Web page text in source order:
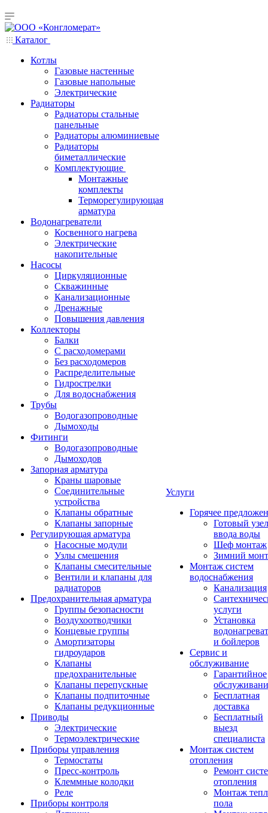
Каталог
Котлы
Газовые настенные
Газовые напольные
Электрические
Радиаторы
Радиаторы стальные
панельные
Радиаторы алюминиевые
Радиаторы
биметаллические
Комплектующие
Монтажные
комплекты
Терморегулирующая
арматура
Водонагреватели
Косвенного нагрева
Электрические
накопительные
Насосы
Циркуляционные
Скважинные
Канализационные
Дренажные
Повышения давления
Коллекторы
Балки
С расходомерами
Без расходомеров
Распределительные
Гидрострелки
Для водоснабжения
Трубы
Водогазопроводные
Дымоходы
Фитинги
Водогазопроводные
Дымоходов
Запорная арматура
Краны шаровые
Соединительные
устройства
Клапаны обратные
Клапаны запорные
Регулирующая арматура
Насосные модули
Узлы смешения
Клапаны смесительные
Вентили и клапаны для
радиаторов
Предохранительная арматура
Группы безопасности
Воздухоотводчики
Концевые группы
Амортизаторы
гидроударов
Клапаны
предохранительные
Клапаны перепускные
Клапаны подпиточные
Клапаны редукционные
Приводы
Электрические
Термоэлектрические
Приборы управления
Термостаты
Пресс-контроль
Клеммные колодки
Реле
Приборы контроля
Услуги
Горячее
Готовый узел
ввода воды
Шеф монтаж
Зимний
Монтаж систем
водоснабжения
Канализация
услуги
Установка
и бойлеров
Сервис и
обслуживание
Гарантийное
Бесплатная
доставка
Бесплатный
выезд
специалиста
Монтаж систем
отопления
Ремонт
отопления
Монтаж
пола